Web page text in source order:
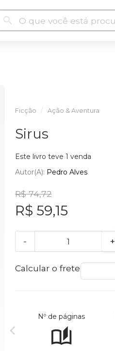
Ficção Ação & Aventura
Sirus
Este livro teve 1 venda
Autor(a): Pedro Alves
R$ 74,72
R$ 59,15
- +
Calcular o frete
Nº de páginas